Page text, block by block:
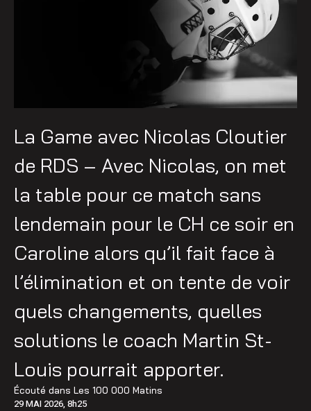
La Game avec Nicolas Cloutier
de RDS – Avec Nicolas, on met
la table pour ce match sans
lendemain pour le CH ce soir en
Caroline alors qu’il fait face à
l’élimination et on tente de voir
quels changements, quelles
solutions le coach Martin St-
Louis pourrait apporter.
Écouté dans Les 100 000 Matins
29 MAI 2026, 8h25